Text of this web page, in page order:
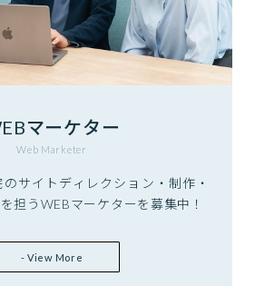
マーケター
Web Marketer
サイトディレクション・制作・
担うWEBマーケターを募集中！
- View More